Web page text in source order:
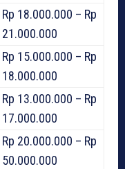
Rp 18.000.000 – Rp
21.000.000
Rp 15.000.000 – Rp
18.000.000
Rp 13.000.000 – Rp
17.000.000
Rp 20.000.000 – Rp
50.000.000